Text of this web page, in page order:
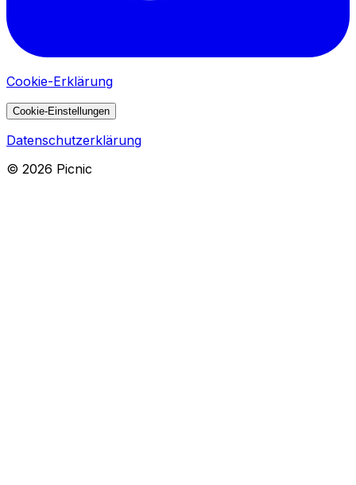
Cookie-Erklärung
Cookie-Einstellungen
Datenschutzerklärung
© 2026 Picnic